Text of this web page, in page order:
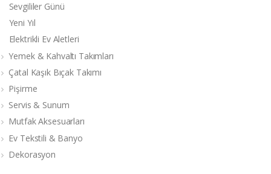
Sevgililer Günü
Yeni Yıl
Elektrikli Ev Aletleri
Yemek & Kahvaltı Takımları
Çatal Kaşık Bıçak Takımı
Pişirme
Servis & Sunum
Mutfak Aksesuarları
Ev Tekstili & Banyo
Dekorasyon